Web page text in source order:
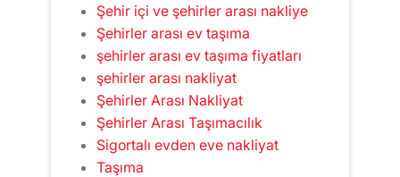
Şehir içi ve şehirler arası nakliye
Şehirler arası ev taşıma
şehirler arası ev taşıma fiyatları
şehirler arası nakliyat
Şehirler Arası Nakliyat
Şehirler Arası Taşımacılık
Sigortalı evden eve nakliyat
Taşıma